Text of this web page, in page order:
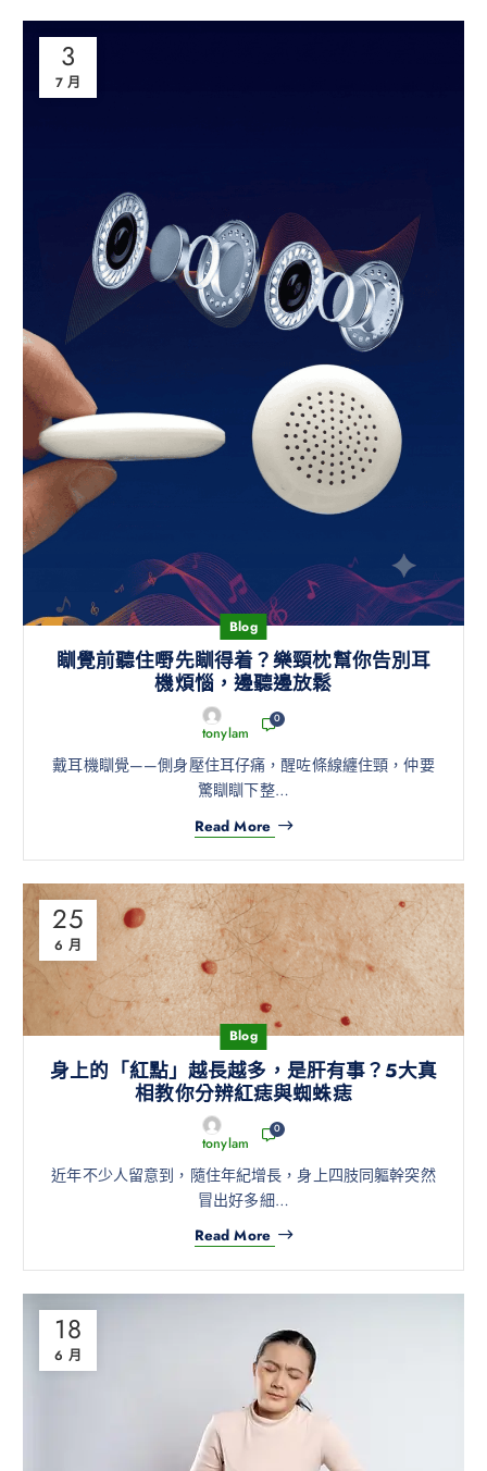
3
7 月
Blog
瞓覺前聽住嘢先瞓得着？樂頸枕幫你告別耳
機煩惱，邊聽邊放鬆
tonylam
0
戴耳機瞓覺——側身壓住耳仔痛，醒咗條線纏住頸，仲要
驚瞓瞓下整…
Read More
25
6 月
Blog
身上的「紅點」越長越多，是肝有事？5大真
相教你分辨紅痣與蜘蛛痣
tonylam
0
近年不少人留意到，隨住年紀增長，身上四肢同軀幹突然
冒出好多細…
Read More
18
6 月